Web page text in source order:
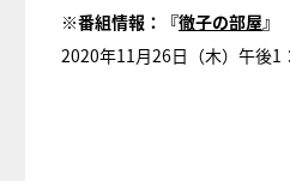
※番組情報：『徹子の部屋』
2020年11月26日（木）午後1